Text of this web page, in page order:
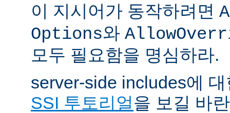
이 지시어가 동작하려면
Options와
모두 필요함을 명심하라.
server-side includes에
SSI 투토리얼을 보길 바